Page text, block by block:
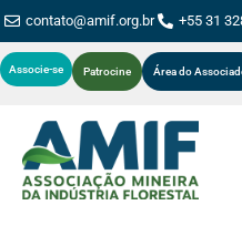
contato@amif.org.br +55 31
Associe-se Patrocine Área do